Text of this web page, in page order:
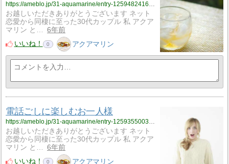
https://ameblo.jp/31-aquamarine/entry-12594824165.html
お越しいただきありがとうございます ネット
恋愛から同棲に至った30代カップル 私 アクア
マリン と…
6年前
いいね！
0 アクアマリン
電話ごしに楽しむお一人様
https://ameblo.jp/31-aquamarine/entry-12593550038.html
お越しいただきありがとうございます ネット
恋愛から同棲に至った30代カップル 私 アクア
マリン と…
6年前
いいね！
0 アクアマリン